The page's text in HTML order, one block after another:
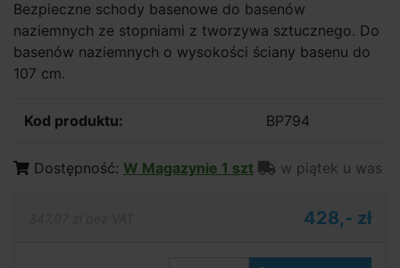
Bezpieczne schody basenowe do basenów
naziemnych ze stopniami z tworzywa sztucznego. Do
basenów naziemnych o wysokości ściany basenu do
107 cm.
Kod produktu: BP794
Dostępność: W Magazynie 1 szt w piątek u was
428,- zł